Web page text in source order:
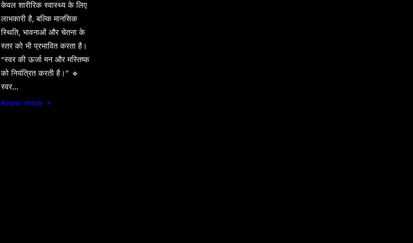
केवल शारीरिक स्वास्थ्य के लिए
लाभकारी है, बल्कि मानसिक
स्थिति, भावनाओं और चेतना के
स्तर को भी प्रभावित करता है।
“स्वर की ऊर्जा मन और मस्तिष्क
को नियंत्रित करती है।” 🔹
स्वर…
Know More